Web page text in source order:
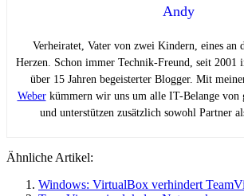
Andy
Verheiratet, Vater von zwei Kindern, eines an
Herzen. Schon immer Technik-Freund, seit 2001
über 15 Jahren begeisterter Blogger. Mit
Weberkümmern wir uns um alle IT-Belange von
und unterstützen zusätzlich sowohl Partner
Ähnliche Artikel:
Windows: VirtualBox verhindert